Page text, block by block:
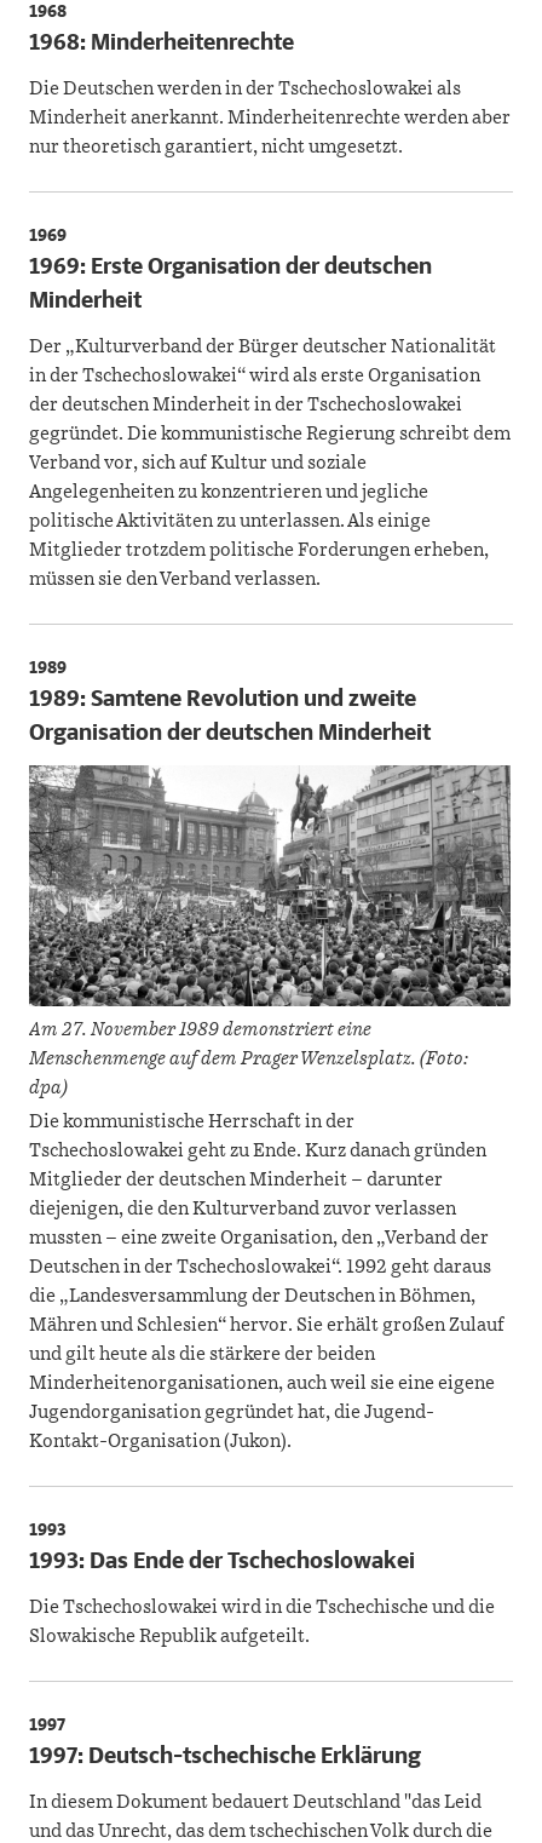
1968
1968: Minderheitenrechte
Die Deutschen werden in der Tschechoslowakei als
Minderheit anerkannt. Minderheitenrechte werden aber
nur theoretisch garantiert, nicht umgesetzt.
1969
1969: Erste Organisation der deutschen
Minderheit
Der „Kulturverband der Bürger deutscher Nationalität
in der Tschechoslowakei“ wird als erste Organisation
der deutschen Minderheit in der Tschechoslowakei
gegründet. Die kommunistische Regierung schreibt dem
Verband vor, sich auf Kultur und soziale
Angelegenheiten zu konzentrieren und jegliche
politische Aktivitäten zu unterlassen. Als einige
Mitglieder trotzdem politische Forderungen erheben,
müssen sie den Verband verlassen.
1989
1989: Samtene Revolution und zweite
Organisation der deutschen Minderheit
Am 27. November 1989 demonstriert eine
Menschenmenge auf dem Prager Wenzelsplatz. (Foto:
dpa)
Die kommunistische Herrschaft in der
Tschechoslowakei geht zu Ende. Kurz danach gründen
Mitglieder der deutschen Minderheit – darunter
diejenigen, die den Kulturverband zuvor verlassen
mussten – eine zweite Organisation, den „Verband der
Deutschen in der Tschechoslowakei“. 1992 geht daraus
die „Landesversammlung der Deutschen in Böhmen,
Mähren und Schlesien“ hervor. Sie erhält großen Zulauf
und gilt heute als die stärkere der beiden
Minderheitenorganisationen, auch weil sie eine eigene
Jugendorganisation gegründet hat, die Jugend-
Kontakt-Organisation (Jukon).
1993
1993: Das Ende der Tschechoslowakei
Die Tschechoslowakei wird in die Tschechische und die
Slowakische Republik aufgeteilt.
1997
1997: Deutsch-tschechische Erklärung
In diesem Dokument bedauert Deutschland "das Leid
und das Unrecht, das dem tschechischen Volk durch die